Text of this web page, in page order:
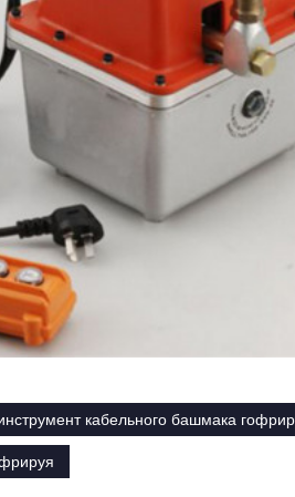
кабельного башмака